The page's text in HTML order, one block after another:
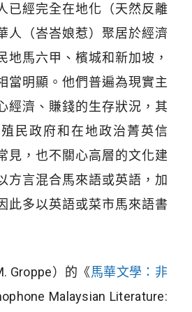
已經完全在地化（天然反離
人（峇峇娘惹）聚居於經濟
地馬六甲、檳城和新加坡，
當明顯。他們普遍為現實主
經濟、賺錢的生存狀況，其
民政府和在地政治菁英信
見，也不關心高層的文化建
方言混合馬來語或英語，加
此多以英語或菜市馬來語書
Groppe）的 《馬華文學：非
Malaysian Literature: